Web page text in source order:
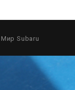
Мир Subaru